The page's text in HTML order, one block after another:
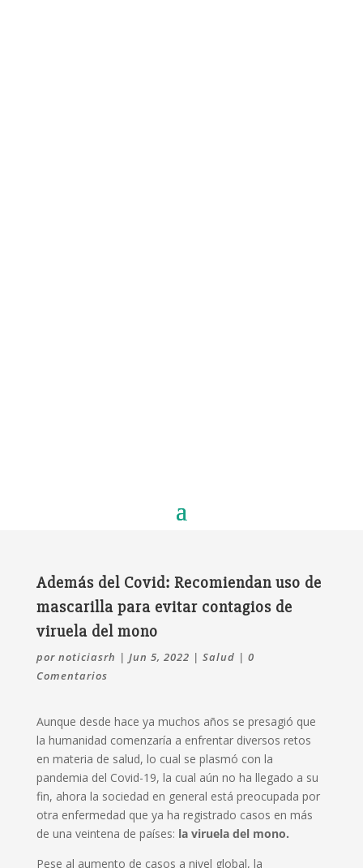
Además del Covid: Recomiendan uso de
mascarilla para evitar contagios de
viruela del mono
por noticiasrh | Jun 5, 2022 | Salud | 0
Comentarios
Aunque desde hace ya muchos años se presagió que
la humanidad comenzaría a enfrentar diversos retos
en materia de salud, lo cual se plasmó con la
pandemia del Covid-19, la cual aún no ha llegado a su
fin, ahora la sociedad en general está preocupada por
otra enfermedad que ya ha registrado casos en más
de una veintena de países: la viruela del mono.
Pese al aumento de casos a nivel global, la